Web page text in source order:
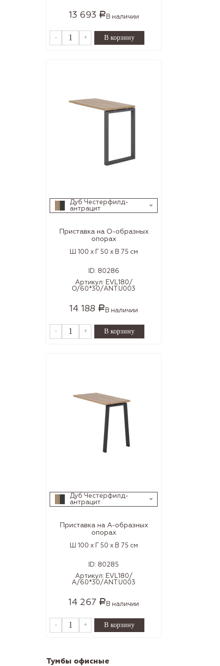
13 693 РВ наличии
- +
Дуб Честерфилд-
антрацит
Приставка на О-образных
опорах
Ш 100 x Г 50 x В 75 см
ID: 80286
Артикул: EVL180/
О/60*30/ANT.U003
14 188 РВ наличии
- +
Дуб Честерфилд-
антрацит
Приставка на А-образных
опорах
Ш 100 x Г 50 x В 75 см
ID: 80285
Артикул: EVL180/
А/60*30/ANT.U003
14 267 РВ наличии
- +
Тумбы офисные